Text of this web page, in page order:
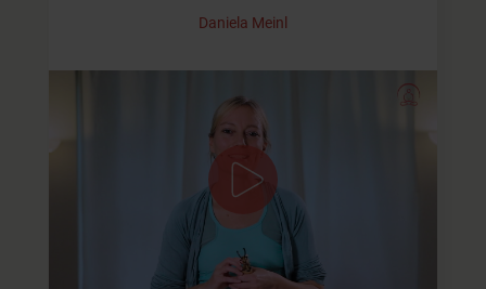
Daniela Meinl
Willkommen in der faszinierenden Welt
der Faszien!
Heute erkläre ich Dir in einem kurzen Einführungs-Video,
was Faszien eigentlich sind, warum wir sie stimulieren
sollten und wie sich Faszien-Yoga…